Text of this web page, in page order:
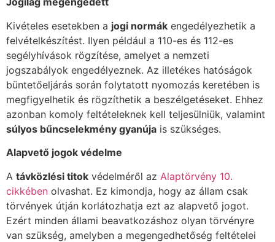
Kivételes esetekben a jogi normák engedélyezhetik a
felvételkészítést. Ilyen például a 110-es és 112-es
segélyhívások rögzítése, amelyet a nemzeti
jogszabályok engedélyeznek. Az illetékes hatóságok
büntetőeljárás során folytatott nyomozás keretében is
megfigyelhetik és rögzíthetik a beszélgetéseket. Ehhez
azonban komoly feltételeknek kell teljesülniük, valamint
súlyos bűncselekmény gyanúja is szükséges.
Alapvető jogok védelme
A távközlési titok védelméről az Alaptörvény 10.
cikkében olvashat. Ez kimondja, hogy az állam csak
törvények útján korlátozhatja ezt az alapvető jogot.
Ezért minden állami beavatkozáshoz olyan törvényre
van szükség, amelyben a megengedhetőség feltételei